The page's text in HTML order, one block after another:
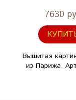
7630
Вышитая
из Парижа.